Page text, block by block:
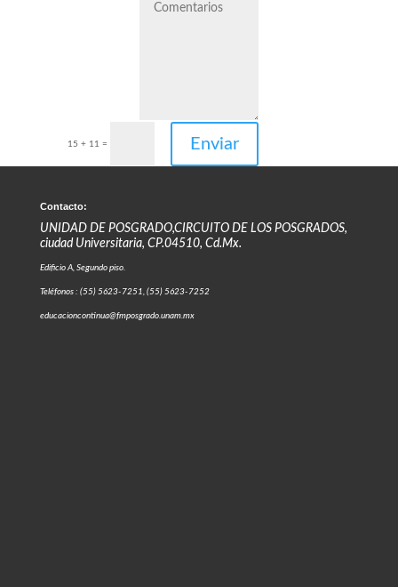
15 + 11 = Enviar
Contacto:
UNIDAD DE POSGRADO,CIRCUITO DE LOS POSGRADOS,
ciudad Universitaria, CP.04510, Cd.Mx.
Edificio A, Segundo piso.
Teléfonos : (55) 5623-7251, (55) 5623-7252
educacioncontinua@fmposgrado.unam.mx